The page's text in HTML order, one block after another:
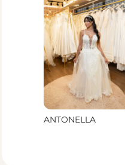
ANTONELLA